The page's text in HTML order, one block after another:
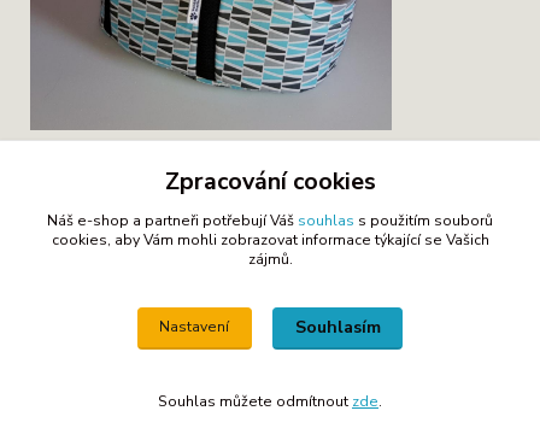
Zboží zařazeno v kategoriích
Tašky a klokanky
Zpracování cookies
Náš e-shop a partneři potřebují Váš souhlas s použitím souborů
cookies, aby Vám mohli zobrazovat informace týkající se Vašich
zájmů.
Nastavení Souhlasím
Souhlas můžete odmítnout zde.